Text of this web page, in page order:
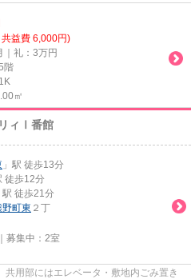
益費 6,000円)
｜礼：3万円
階
㎡
ィⅠ番館
」駅 徒歩13分
徒歩12分
駅 徒歩21分
野町東 ２丁
募集中： 2室
用部にはエレベータ・敷地内ごみ置き